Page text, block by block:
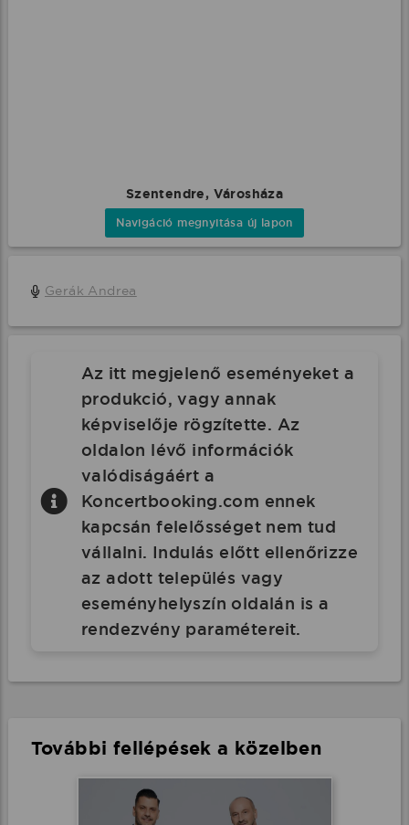
Szentendre, Városháza
Navigáció megnyitása új lapon
Gerák Andrea
Az itt megjelenő eseményeket a
produkció, vagy annak
képviselője rögzítette. Az
oldalon lévő információk
valódiságáért a
Koncertbooking.com ennek
kapcsán felelősséget nem tud
vállalni. Indulás előtt ellenőrizze
az adott település vagy
eseményhelyszín oldalán is a
rendezvény paramétereit.
További fellépések a közelben